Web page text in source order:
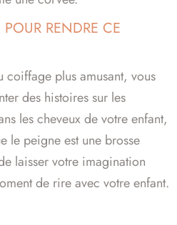
POUR RENDRE CE
coiffage plus amusant, vous
des histoires sur les
les cheveux de votre enfant,
le peigne est une brosse
laisser votre imagination
de rire avec votre enfant.